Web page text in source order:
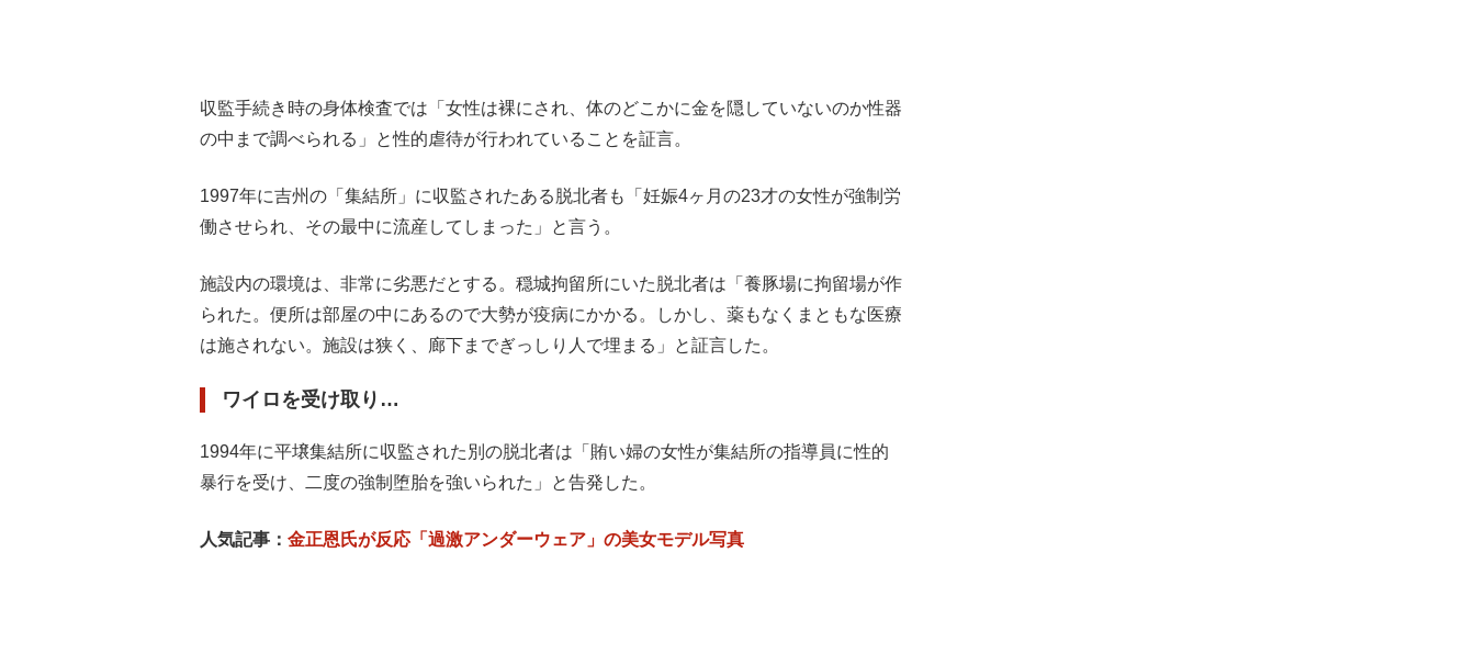
収監手続き時の身体検査では「女性は裸にされ、体のどこかに金を隠していないのか性器
の中まで調べられる」と性的虐待が行われていることを証言。
1997年に吉州の「集結所」に収監されたある脱北者も「妊娠4ヶ月の23才の女性が強制労
働させられ、その最中に流産してしまった」と言う。
施設内の環境は、非常に劣悪だとする。穏城拘留所にいた脱北者は「養豚場に拘留場が作
られた。便所は部屋の中にあるので大勢が疫病にかかる。しかし、薬もなくまともな医療
は施されない。施設は狭く、廊下までぎっしり人で埋まる」と証言した。
ワイロを受け取り…
1994年に平壌集結所に収監された別の脱北者は「賄い婦の女性が集結所の指導員に性的
暴行を受け、二度の強制堕胎を強いられた」と告発した。
人気記事： 金正恩氏が反応「過激アンダーウェア」の美女モデル写真